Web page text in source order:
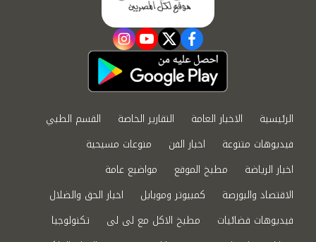
facebook
twitter
youtube
instagram
الرئيسية الاخبار العامة التقارير الخاصة
القسم الطبي
فيديوهات متنوعة
اخبار الفن
منوعات مسيحية
اخبار الرياضة
مطبخ الموقع
مواضيع عامة
الاقتصاد والبورصة
كمبيوتر وموبايل
اخبار الحق والضلال
فيديوهات فضائيات
مطبخ الاكل مع لى لى
تكنولوجيا